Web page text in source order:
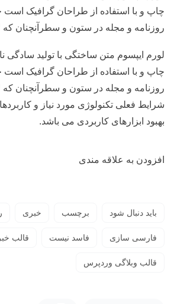
چاپ و با استفاده از طراحان گرافیک است
روزنامه و مجله در ستون و سطرآنچنان
لورم ایپسوم متن ساختگی با تولید سادگی
چاپ و با استفاده از طراحان گرافیک است
روزنامه و مجله در ستون و سطرآنچنان که
شرایط فعلی تکنولوژی مورد نیاز و
بهبود ابزارهای کاربردی می باشد.
افزودن به علاقه مندی
باید دنبال شود برچسب خبری
فارسی سازی فاسد نیست قالب
قالب وبلاگی وردپرس